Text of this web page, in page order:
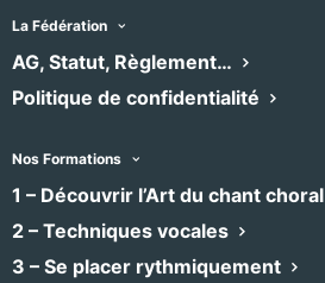
La Fédération
AG, Statut, Règlement…
Politique de confidentialité
Nos Formations
1 – Découvrir l’Art du chant choral
2 – Techniques vocales
3 – Se placer rythmiquement
Cet évènement est passé
ECUME
6 août -19h28